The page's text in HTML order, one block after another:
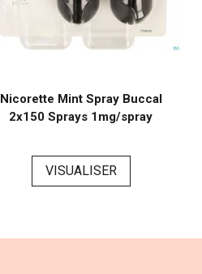
Nicorette Mint Spray Buccal
2x150 Sprays 1mg/spray
VISUALISER